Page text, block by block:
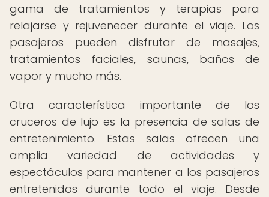
gama de tratamientos y terapias para
relajarse y rejuvenecer durante el viaje. Los
pasajeros pueden disfrutar de masajes,
tratamientos faciales, saunas, baños de
vapor y mucho más.
Otra característica importante de los
cruceros de lujo es la presencia de salas de
entretenimiento. Estas salas ofrecen una
amplia variedad de actividades y
espectáculos para mantener a los pasajeros
entretenidos durante todo el viaje. Desde